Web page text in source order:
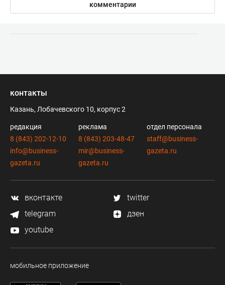
комментарии
контакты
Казань, Лобачевского 10, корпус 2
редакция
8 (843) 202-12-10
info@business-
gazeta.ru
реклама
8 (843) 203-48-47
mir@business-
gazeta.ru
отдел персонала
staff@business-
gazeta.ru
вконтакте
twitter
telegram
дзен
youtube
мобильное приложение